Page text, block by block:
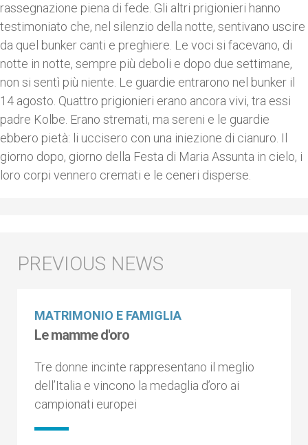
rassegnazione piena di fede. Gli altri prigionieri hanno
testimoniato che, nel silenzio della notte, sentivano uscire
da quel bunker canti e preghiere. Le voci si facevano, di
notte in notte, sempre più deboli e dopo due settimane,
non si sentì più niente. Le guardie entrarono nel bunker il
14 agosto. Quattro prigionieri erano ancora vivi, tra essi
padre Kolbe. Erano stremati, ma sereni e le guardie
ebbero pietà: li uccisero con una iniezione di cianuro. Il
giorno dopo, giorno della Festa di Maria Assunta in cielo, i
loro corpi vennero cremati e le ceneri disperse.
MATRIMONIO E FAMIGLIA
Le mamme d'oro
Tre donne incinte rappresentano il meglio
dell’Italia e vincono la medaglia d’oro ai
campionati europei